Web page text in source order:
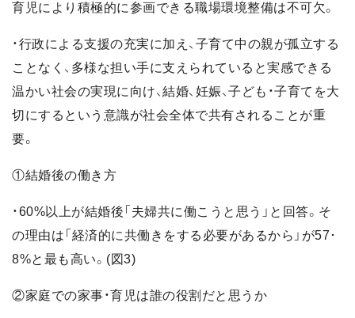
育児により積極的に参画できる職場環境整備は不可欠。
・行政による支援の充実に加え、子育て中の親が孤立する
ことなく、多様な担い手に支えられていると実感できる
温かい社会の実現に向け、結婚、妊娠、子ども・子育てを大
切にするという意識が社会全体で共有されることが重
要。
①結婚後の働き方
・60%以上が結婚後「夫婦共に働こうと思う」と回答。そ
の理由は「経済的に共働きをする必要があるから」が57･
8%と最も高い。(図3)
②家庭での家事・育児は誰の役割だと思うか